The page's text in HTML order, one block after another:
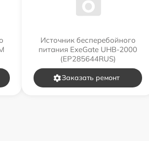
Источник бесперебойного
питания ExeGate UHB-2000
(EP285644RUS)
Заказать ремонт